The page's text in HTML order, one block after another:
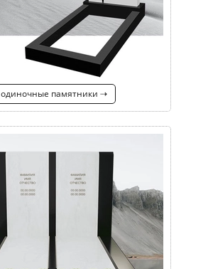
одиночные памятники ⇢